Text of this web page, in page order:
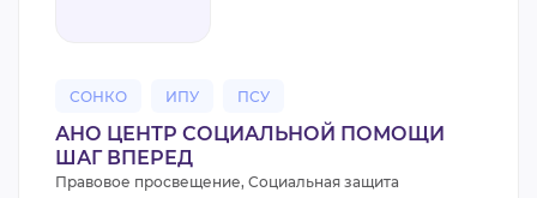
СОНКО ИПУ ПСУ
АНО ЦЕНТР СОЦИАЛЬНОЙ ПОМОЩИ
ШАГ ВПЕРЕД
Правовое просвещение, Социальная защита